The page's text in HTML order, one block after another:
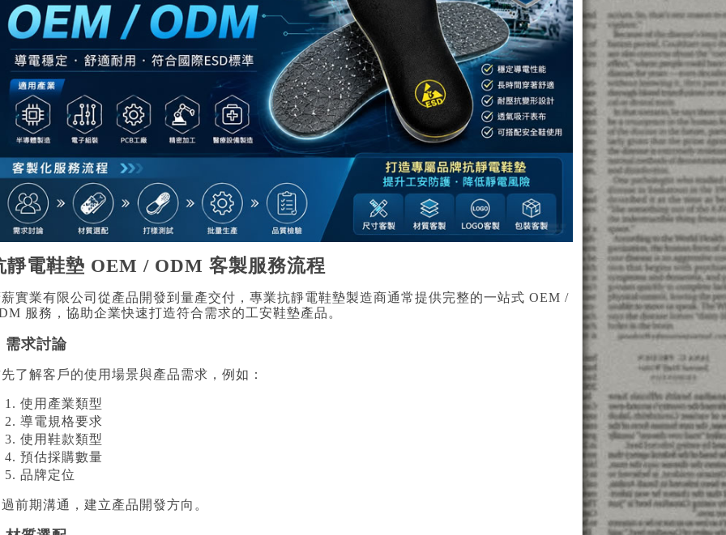
靜電鞋墊 OEM / ODM 客製服務流程
實業有限公司從產品開發到量產交付，專業抗靜電鞋墊製造商通常提供完整的一站式 OEM /
服務，協助企業快速打造符合需求的工安鞋墊產品。
需求討論
了解客戶的使用場景與產品需求，例如：
使用產業類型
導電規格要求
使用鞋款類型
預估採購數量
品牌定位
前期溝通，建立產品開發方向。